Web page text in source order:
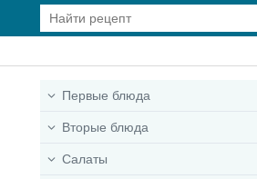
Первые блюда
Вторые блюда
Салаты